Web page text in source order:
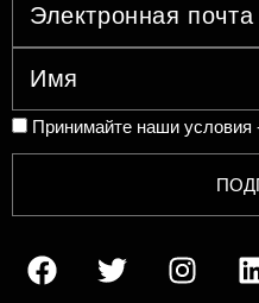
Принимайте наши условия